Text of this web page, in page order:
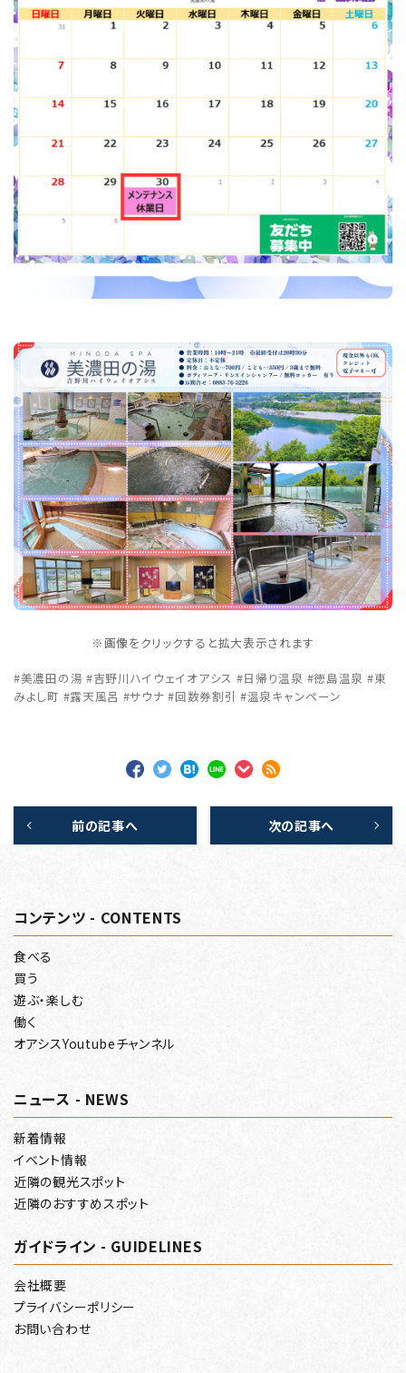
※画像をクリックすると拡大表示されます
#美濃田の湯 #吉野川ハイウェイオアシス #日帰り温泉 #徳島温泉 #東
みよし町 #露天風呂 #サウナ #回数券割引 #温泉キャンペーン
前の記事へ 次の記事へ
コンテンツ - CONTENTS
食べる
買う
遊ぶ・楽しむ
働く
オアシスYoutubeチャンネル
ニュース - NEWS
新着情報
イベント情報
近隣の観光スポット
近隣のおすすめスポット
ガイドライン - GUIDELINES
会社概要
プライバシーポリシー
お問い合わせ